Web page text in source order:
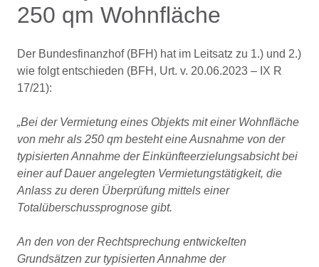
250 qm Wohnfläche
Der Bundesfinanzhof (BFH) hat im Leitsatz zu 1.) und 2.)
wie folgt entschieden (BFH, Urt. v. 20.06.2023 – IX R
17/21):
„Bei der Vermietung eines Objekts mit einer Wohnfläche
von mehr als 250 qm besteht eine Ausnahme von der
typisierten Annahme der Einkünfteerzielungsabsicht bei
einer auf Dauer angelegten Vermietungstätigkeit, die
Anlass zu deren Überprüfung mittels einer
Totalüberschussprognose gibt.
An den von der Rechtsprechung entwickelten
Grundsätzen zur typisierten Annahme der